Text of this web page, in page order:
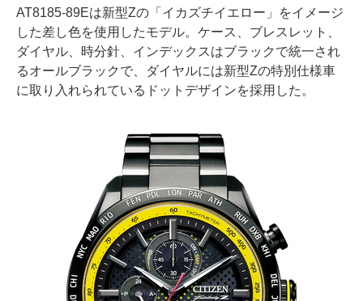
AT8185-89Eは新型Zの「イカズチイエロー」をイメージ
した差し色を使用したモデル。ケース、ブレスレット、
ダイヤル、時分針、インデックスはブラックで統一され
るオールブラックで、ダイヤルには新型Zの特別仕様車
に取り入れられているドットデザインを採用した。